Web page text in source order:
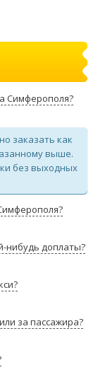
Симферополя?
заказать как
выше.
без выходных
нибудь доплаты?
за пассажира?